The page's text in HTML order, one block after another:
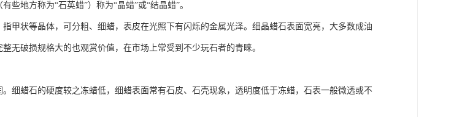
些地方称为“石英蜡”）称为“晶蜡”或“结晶蜡”。
甲状等晶体，可分粗、细蜡，表皮在光照下有闪烁的金属光泽。细晶蜡石表面宽亮，大多数成油
无破损规格大的也观赏价值，在市场上常受到不少玩石者的青睐。
细蜡石的硬度较之冻蜡低，细蜡表面常有石皮、石壳现象，透明度低于冻蜡，石表一般微透或不